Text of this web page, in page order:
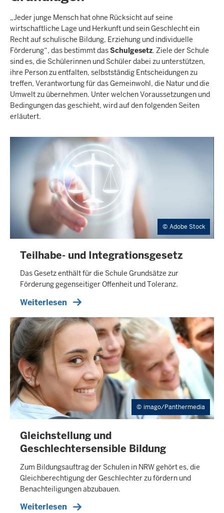
„Jeder junge Mensch hat ohne Rücksicht auf seine
wirtschaftliche Lage und Herkunft und sein Geschlecht ein
Recht auf schulische Bildung, Erziehung und individuelle
Förderung“, das bestimmt dasSchulgesetz. Ziele der Schule
sind es, die Schülerinnen und Schüler dabei zu unterstützen,
ihre Person zu entfalten, selbstständig Entscheidungen zu
treffen, Verantwortung für das Gemeinwohl, die Natur und die
Umwelt zu übernehmen. Unter welchen Voraussetzungen und
Bedingungen das geschieht, wird auf den folgenden Seiten
erläutert.
Adobe Stock
Teilhabe- und Integrationsgesetz
Das Gesetz enthält für die Schule Grund­sätze zur
Förderung gegen­seitiger Offen­heit und Toleranz.
Weiterlesen
imago/Panthermedia
Gleichstellung und
Geschlechtersensible Bildung
Zum Bildungsauftrag der Schulen in NRW gehört es, die
Gleichberechtigung der Geschlechter zu fördern und
Benachteiligungen abzubauen.
Weiterlesen